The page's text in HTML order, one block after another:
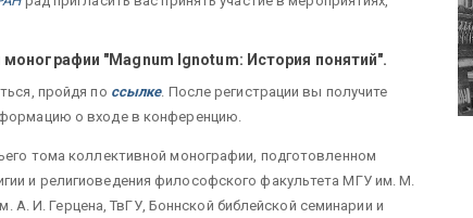
"Magnum Ignotum: История понятий".
пройдя по ссылке. После регистрации вы получите
о входе в конференцию.
тома коллективной монографии, подготовленном
и религиоведения философского факультета МГУ им. М.
И. Герцена, ТвГУ, Боннской библейской семинарии и